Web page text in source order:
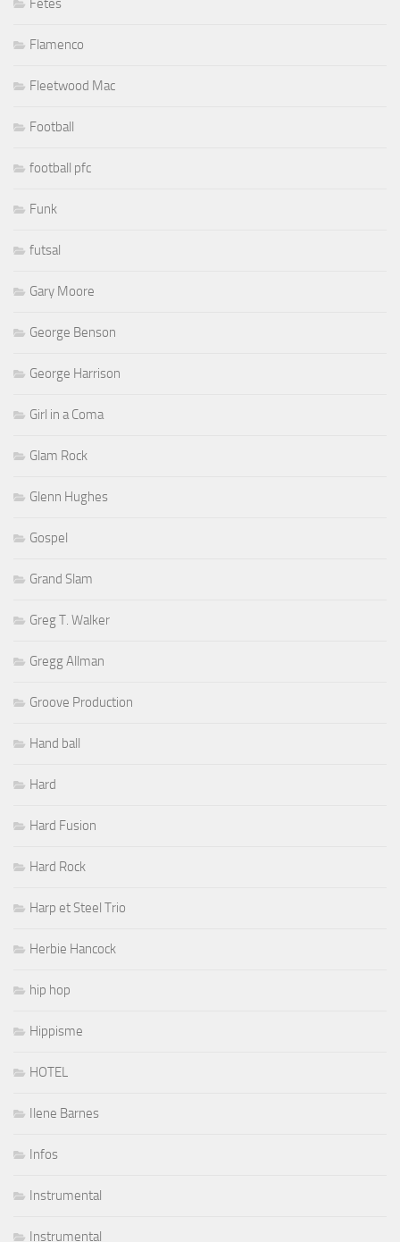
Fêtes
Flamenco
Fleetwood Mac
Football
football pfc
Funk
futsal
Gary Moore
George Benson
George Harrison
Girl in a Coma
Glam Rock
Glenn Hughes
Gospel
Grand Slam
Greg T. Walker
Gregg Allman
Groove Production
Hand ball
Hard
Hard Fusion
Hard Rock
Harp et Steel Trio
Herbie Hancock
hip hop
Hippisme
HOTEL
Ilene Barnes
Infos
Instrumental
Instrumental